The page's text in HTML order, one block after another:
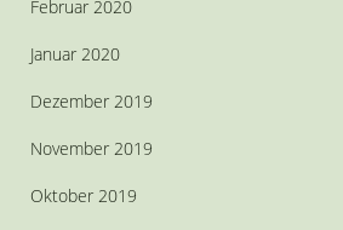
Februar 2020
Januar 2020
Dezember 2019
November 2019
Oktober 2019